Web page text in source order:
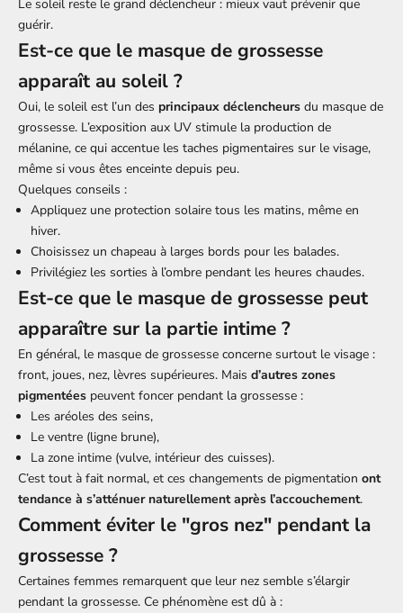
Le soleil reste le grand déclencheur : mieux vaut prévenir que
guérir.
Est-ce que le masque de grossesse
apparaît au soleil ?
Oui, le soleil est l’un des principaux déclencheurs du masque de
grossesse. L’exposition aux UV stimule la production de
mélanine, ce qui accentue les taches pigmentaires sur le visage,
même si vous êtes enceinte depuis peu.
Quelques conseils :
Appliquez une protection solaire tous les matins, même en
hiver.
Choisissez un chapeau à larges bords pour les balades.
Privilégiez les sorties à l’ombre pendant les heures chaudes.
Est-ce que le masque de grossesse peut
apparaître sur la partie intime ?
En général, le masque de grossesse concerne surtout le visage :
front, joues, nez, lèvres supérieures. Mais d’autres zones
pigmentées peuvent foncer pendant la grossesse :
Les aréoles des seins,
Le ventre (ligne brune),
La zone intime (vulve, intérieur des cuisses).
C’est tout à fait normal, et ces changements de pigmentation ont
tendance à s’atténuer naturellement après l’accouchement.
Comment éviter le "gros nez" pendant la
grossesse ?
Certaines femmes remarquent que leur nez semble s’élargir
pendant la grossesse. Ce phénomène est dû à :